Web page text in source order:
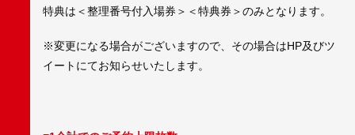
特典は＜整理番号付入場券＞＜特典券＞のみとなります。
※変更になる場合がございますので、その場合はHP及びツ
イートにてお知らせいたします。